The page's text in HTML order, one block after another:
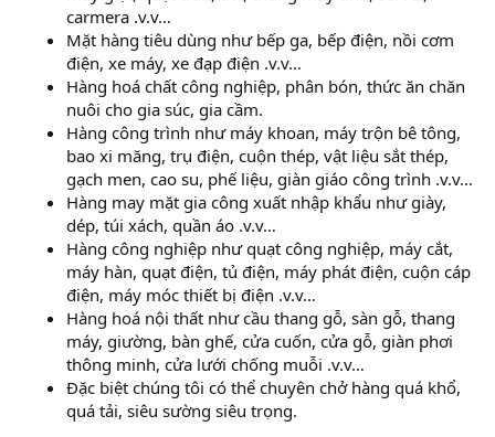
carmera .v.v…
Mặt hàng tiêu dùng như bếp ga, bếp điện, nồi cơm
điện, xe máy, xe đạp điện .v.v…
Hàng hoá chất công nghiệp, phân bón, thức ăn chăn
nuôi cho gia súc, gia cầm.
Hàng công trình như máy khoan, máy trộn bê tông,
bao xi măng, trụ điện, cuộn thép, vật liệu sắt thép,
gạch men, cao su, phế liệu, giàn giáo công trình .v.v…
Hàng may mặt gia công xuất nhập khẩu như giày,
dép, túi xách, quần áo .v.v…
Hàng công nghiệp như quạt công nghiệp, máy cắt,
máy hàn, quạt điện, tủ điện, máy phát điện, cuộn cáp
điện, máy móc thiết bị điện .v.v…
Hàng hoá nội thất như cầu thang gỗ, sàn gỗ, thang
máy, giường, bàn ghế, cửa cuốn, cửa gỗ, giàn phơi
thông minh, cửa lưới chống muỗi .v.v…
Đặc biệt chúng tôi có thể chuyên chở hàng quá khổ,
quá tải, siêu sường siêu trọng.